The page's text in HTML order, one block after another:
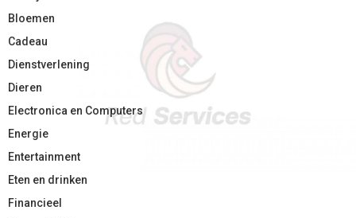
Bloemen
Cadeau
Dienstverlening
Dieren
Electronica en Computers
Energie
Entertainment
Eten en drinken
Financieel